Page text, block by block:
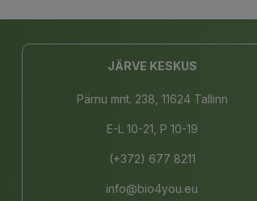
JÄRVE KESKUS
Pärnu mnt. 238, 11624 Tallinn
E-L 10-21, P 10-19
(+372) 677 8211
info@bio4you.eu